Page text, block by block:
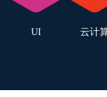
UI 云计